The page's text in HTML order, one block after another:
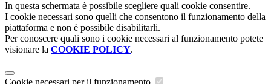
In questa schermata è possibile scegliere quali cookie consentire.
I cookie necessari sono quelli che consentono il funzionamento della
piattaforma e non è possibile disabilitarli.
Per conoscere quali sono i cookie necessari al funzionamento potete
visionare la COOKIE POLICY.